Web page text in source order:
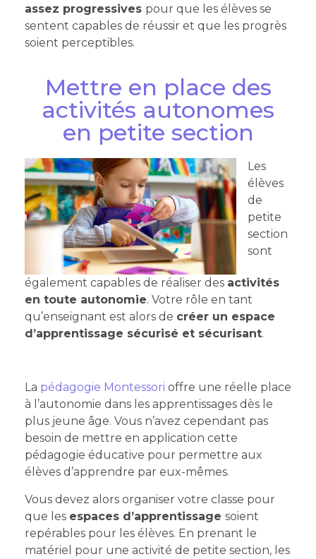
assez progressives pour que les élèves se
sentent capables de réussir et que les progrès
soient perceptibles.
Mettre en place des
activités autonomes
en petite section
Les
élèves
de
petite
section
sont
également capables de réaliser des activités
en toute autonomie. Votre rôle en tant
qu’enseignant est alors de créer un espace
d’apprentissage sécurisé et sécurisant.
La pédagogie Montessori offre une réelle place
à l’autonomie dans les apprentissages dès le
plus jeune âge. Vous n’avez cependant pas
besoin de mettre en application cette
pédagogie éducative pour permettre aux
élèves d’apprendre par eux-mêmes.
Vous devez alors organiser votre classe pour
que les espaces d’apprentissage soient
repérables pour les élèves. En prenant le
matériel pour une activité de petite section, les